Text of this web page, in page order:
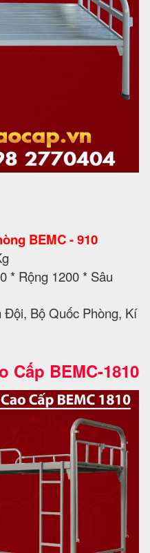
BEMC - 910
* Rộng 1200 * Sâu
Bộ Quốc Phòng, Kí
Cấp BEMC-1810